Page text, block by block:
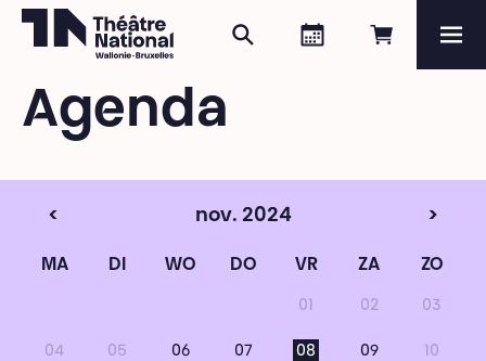
Online
Agenda
Zoeken
Agenda
< nov. 2024 >
MA DI WO DO VR ZA ZO
01 02 03
04 05 06 07 08 09 10